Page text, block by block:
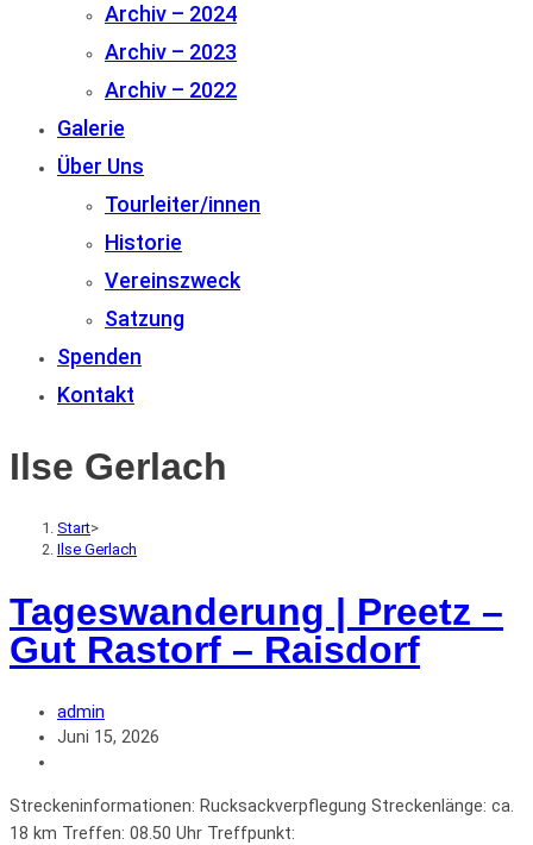
Archiv – 2024
Archiv – 2023
Archiv – 2022
Galerie
Über Uns
Tourleiter/innen
Historie
Vereinszweck
Satzung
Spenden
Kontakt
Ilse Gerlach
Start>
Ilse Gerlach
Tageswanderung | Preetz –
Gut Rastorf – Raisdorf
admin
Juni 15, 2026
Streckeninformationen: Rucksackverpflegung Streckenlänge: ca.
18 km Treffen: 08.50 Uhr Treffpunkt: